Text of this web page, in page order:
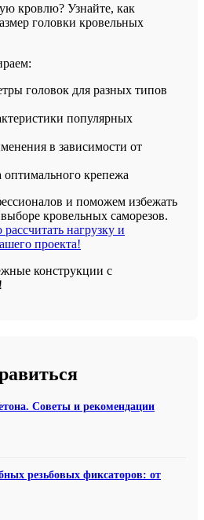
кровлю? Узнайте, как
головки кровельных
головок для разных типов
популярных
в зависимости от
крепежа
и поможем избежать
кровельных саморезов.
нагрузку и
проекта!
конструкции с
Советы и рекомендации
резьбовых фиксаторов: от